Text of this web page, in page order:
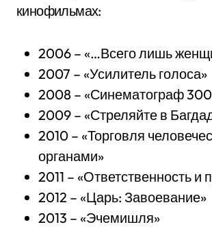
кинофильмах:
2006 – «…Всего лишь
2007 – «Усилитель голоса»
2008 – «Синематограф
2009 – «Стреляйте в
2010 – «Торговля
органами»
2011 – «Ответственность и
2012 – «Царь: Завоевание»
2013 – «Эчемишля»